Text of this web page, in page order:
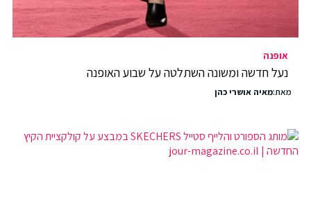
אופנה
נעל חדשה ומשונה השתלטה על שבוע האופנה
מאת:מאיה אושרי כהן